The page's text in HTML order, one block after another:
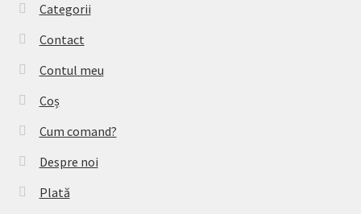
Categorii
Contact
Contul meu
Coș
Cum comand?
Despre noi
Plată